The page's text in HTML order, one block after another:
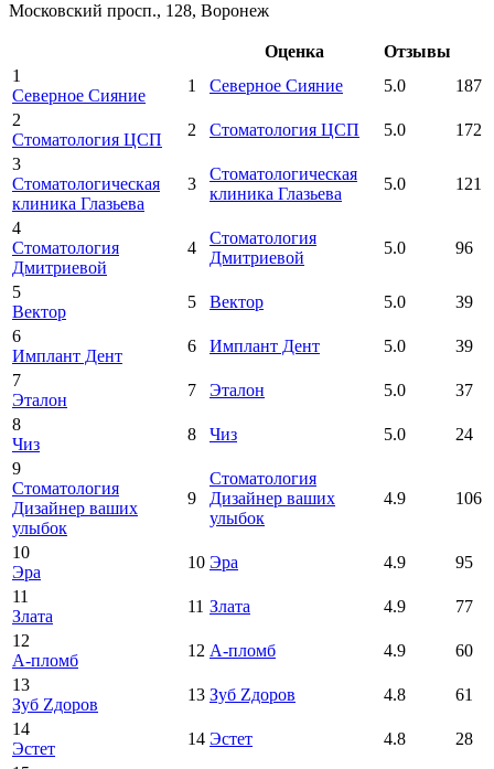
Московский просп., 128, Воронеж
Оценка
Отзывы
1
Северное Сияние
1 Северное Сияние 5.0
187
2
Стоматология ЦСП
2 Стоматология ЦСП 5.0
172
3
Стоматологическая
клиника Глазьева
3
Стоматологическая
клиника Глазьева
5.0 121
4
Стоматология
Дмитриевой
4
Стоматология
Дмитриевой
5.0 96
5
Вектор
5 Вектор 5.0
39
6
Имплант Дент
6 Имплант Дент 5.0
39
7
Эталон
7 Эталон 5.0
37
8
Чиз
8 Чиз 5.0
24
9
Стоматология
Дизайнер ваших
улыбок
9
Стоматология
Дизайнер ваших
улыбок
4.9 106
10
Эра
10 Эра 4.9
95
11
Злата
11 Злата 4.9
77
12
А-пломб
12 А-пломб 4.9
60
13
Зуб Zдоров
13 Зуб Zдоров 4.8
61
14
Эстет
14 Эстет 4.8
28